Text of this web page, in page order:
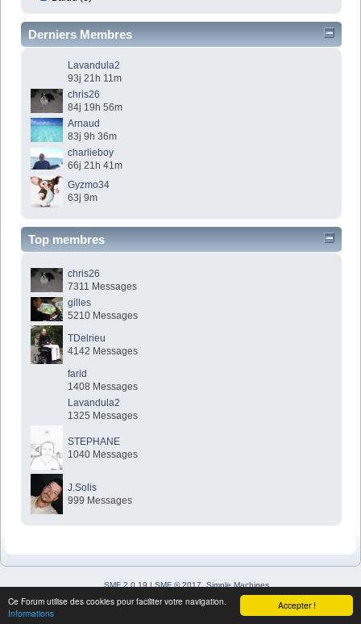
Accepter !
Ce Forum utilise des cookies pour faciliter votre navigation.
Informations
Derniers Membres
Lavandula2
93j 21h 11m
chris26
84j 19h 56m
Arnaud
83j 9h 36m
charlieboy
66j 21h 41m
Gyzmo34
63j 9m
Top membres
chris26
7311 Messages
gilles
5210 Messages
TDelrieu
4142 Messages
farid
1408 Messages
Lavandula2
1325 Messages
STEPHANE
1040 Messages
J.Solis
999 Messages
SMF 2.0.19 | SMF © 2017
Simple Machines
Simple Audio Video Embedder
SimplePortal 2.3.7 © 2008-2026, SimplePortal